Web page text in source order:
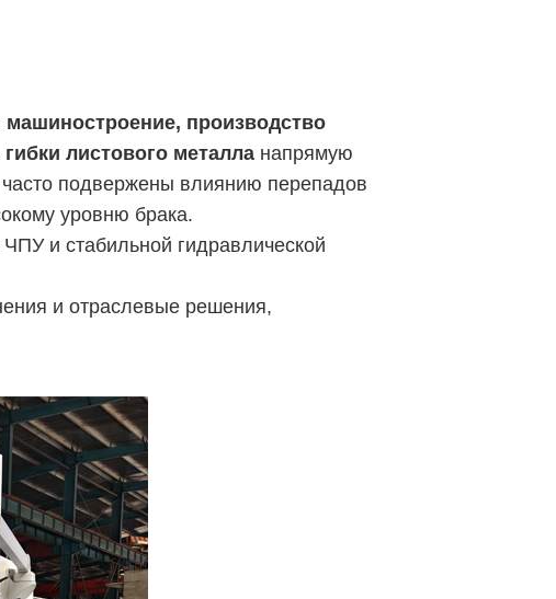
машиностроение, производство
гибки листового металла напрямую
подвержены влиянию перепадов
уровню брака.
и стабильной гидравлической
и отраслевые решения,